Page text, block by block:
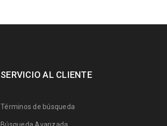
SERVICIO AL CLIENTE
Términos de búsqueda